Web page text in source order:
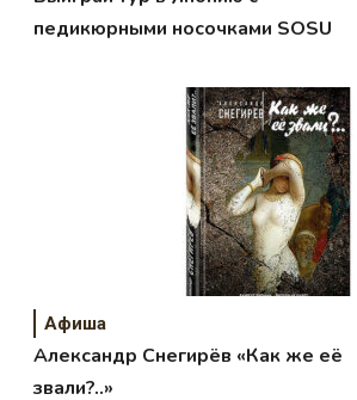
педикюрными носочками SOSU
Афиша
Александр Снегирёв «Как же её
звали?..»